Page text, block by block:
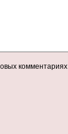
комментариях